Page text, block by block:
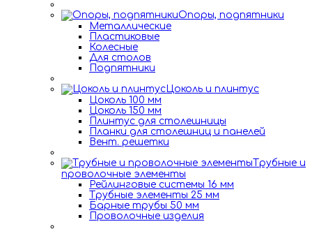
Опоры, подпятники
Металлические
Пластиковые
Колесные
Для столов
Подпятники
Цоколь и плинтус
Цоколь 100 мм
Цоколь 150 мм
Плинтус для столешницы
Планки для столешниц и панелей
Вент. решетки
Трубные и
проволочные элементы
Рейлинговые системы 16 мм
Трубные элементы 25 мм
Барные трубы 50 мм
Проволочные изделия